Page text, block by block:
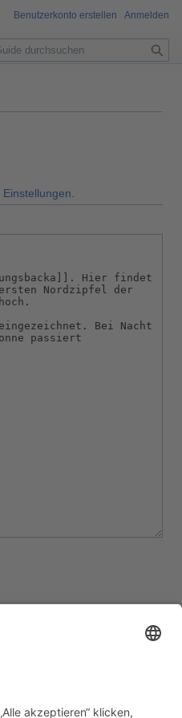
Einstellungen
Benutzerkonto erstellen Anmelden